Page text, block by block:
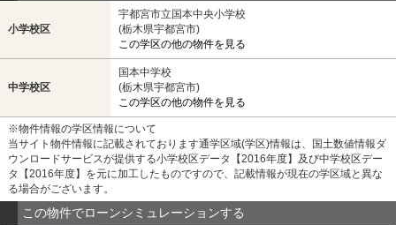
小学校区
宇都宮市立国本中央小学校
(栃木県宇都宮市)
この学区の他の物件を見る
中学校区
国本中学校
(栃木県宇都宮市)
この学区の他の物件を見る
※物件情報の学区情報について
当サイト物件情報に記載されております通学区域(学区)情報は、国土数値情報ダ
ウンロードサービスが提供する小学校区データ【2016年度】及び中学校区デー
タ【2016年度】を元に加工したものですので、記載情報が現在の学区域と異な
る場合がございます。
この物件でローンシミュレーションする